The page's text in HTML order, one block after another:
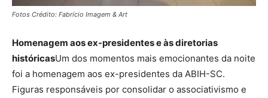
Fotos Crédito: Fabrício Imagem & Art
Homenagem aos ex-presidentes e às diretorias
históricasUm dos momentos mais emocionantes da noite
foi a homenagem aos ex-presidentes da ABIH-SC.
Figuras responsáveis por consolidar o associativismo e